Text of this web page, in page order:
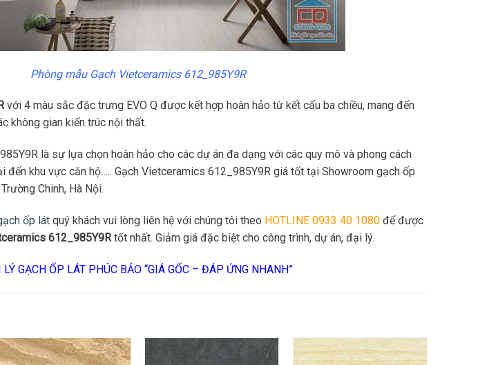
Phòng mẫu Gạch Vietceramics 612_985Y9R
với 4 màu sắc đặc trưng EVO Q được kết hợp hoàn hảo từ kết cấu ba chiều, mang đến
không gian kiến trúc nội thất.
là sự lựa chọn hoàn hảo cho các dự án đa dạng với các quy mô và phong cách
đến khu vực căn hộ….. Gạch Vietceramics 612_985Y9R giá tốt tại Showroom gạch ốp
Chinh, Hà Nội.
ốp lát quý khách vui lòng liên hệ với chúng tôi theo HOTLINE 0933 40 1080 để được
612_985Y9Rtốt nhất. Giảm giá đặc biệt cho công trình, dự án, đại lý.
GẠCH ỐP LÁT PHÚC BẢO “GIÁ GỐC – ĐÁP ỨNG NHANH”